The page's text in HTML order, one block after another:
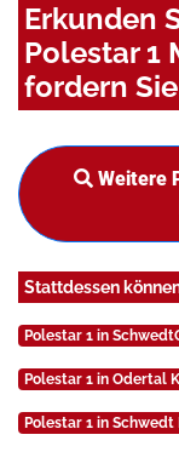
Erkunden
Polestar 1
fordern
Weitere
Stattdessen
Polestar 1 in
Polestar 1 in Odertal
Polestar 1 in